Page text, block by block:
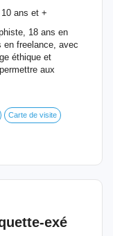
10 ans et +
18 ans en
en freelance, avec
éthique et
aux
Carte de visite
exé